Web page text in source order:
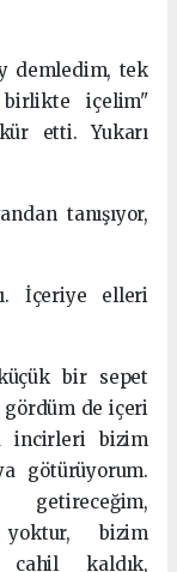
demledim, tek
birlikte içelim"
etti. Yukarı
tanışıyor,
İçeriye elleri
bir sepet
gördüm de içeri
incirleri bizim
götürüyorum.
bizim
cahil kaldık,